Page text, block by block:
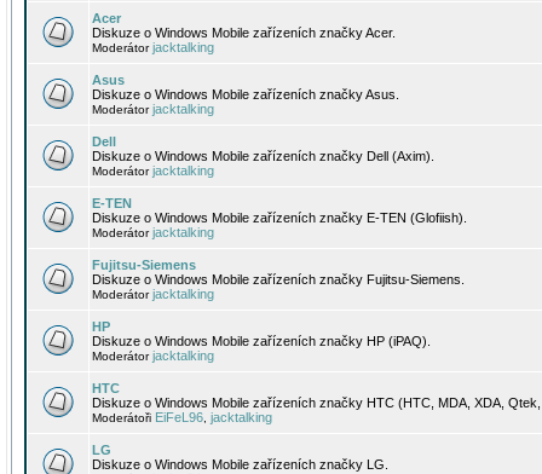
Acer
Diskuze o Windows Mobile zařízeních značky Acer.
Moderátorjacktalking
Asus
Diskuze o Windows Mobile zařízeních značky Asus.
Moderátorjacktalking
Dell
Diskuze o Windows Mobile zařízeních značky Dell (Axim).
Moderátorjacktalking
E-TEN
Diskuze o Windows Mobile zařízeních značky E-TEN (Glofiish).
Moderátorjacktalking
Fujitsu-Siemens
Diskuze o Windows Mobile zařízeních značky Fujitsu-Siemens.
Moderátorjacktalking
HP
Diskuze o Windows Mobile zařízeních značky HP (iPAQ).
Moderátorjacktalking
HTC
Diskuze o Windows Mobile zařízeních značky HTC (HTC, MDA, XDA,
Moderátoři EiFeL96 jacktalking
LG
Diskuze o Windows Mobile zařízeních značky LG.